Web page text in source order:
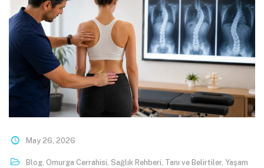
May 26, 2026
Blog, Omurga Cerrahisi, Sağlık Rehberi, Tanı ve Belirtiler, Yaşam